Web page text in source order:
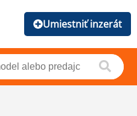
Umiestniť inzerát